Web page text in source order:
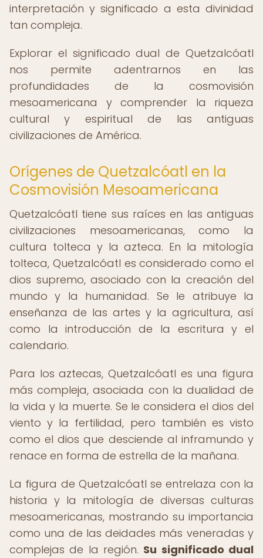
interpretación y significado a esta divinidad
tan compleja.
Explorar el significado dual de Quetzalcóatl
nos permite adentrarnos en las
profundidades de la cosmovisión
mesoamericana y comprender la riqueza
cultural y espiritual de las antiguas
civilizaciones de América.
Orígenes de Quetzalcóatl en la
Cosmovisión Mesoamericana
Quetzalcóatl tiene sus raíces en las antiguas
civilizaciones mesoamericanas, como la
cultura tolteca y la azteca. En la mitología
tolteca, Quetzalcóatl es considerado como el
dios supremo, asociado con la creación del
mundo y la humanidad. Se le atribuye la
enseñanza de las artes y la agricultura, así
como la introducción de la escritura y el
calendario.
Para los aztecas, Quetzalcóatl es una figura
más compleja, asociada con la dualidad de
la vida y la muerte. Se le considera el dios del
viento y la fertilidad, pero también es visto
como el dios que desciende al inframundo y
renace en forma de estrella de la mañana.
La figura de Quetzalcóatl se entrelaza con la
historia y la mitología de diversas culturas
mesoamericanas, mostrando su importancia
como una de las deidades más veneradas y
complejas de la región. Su significado dual